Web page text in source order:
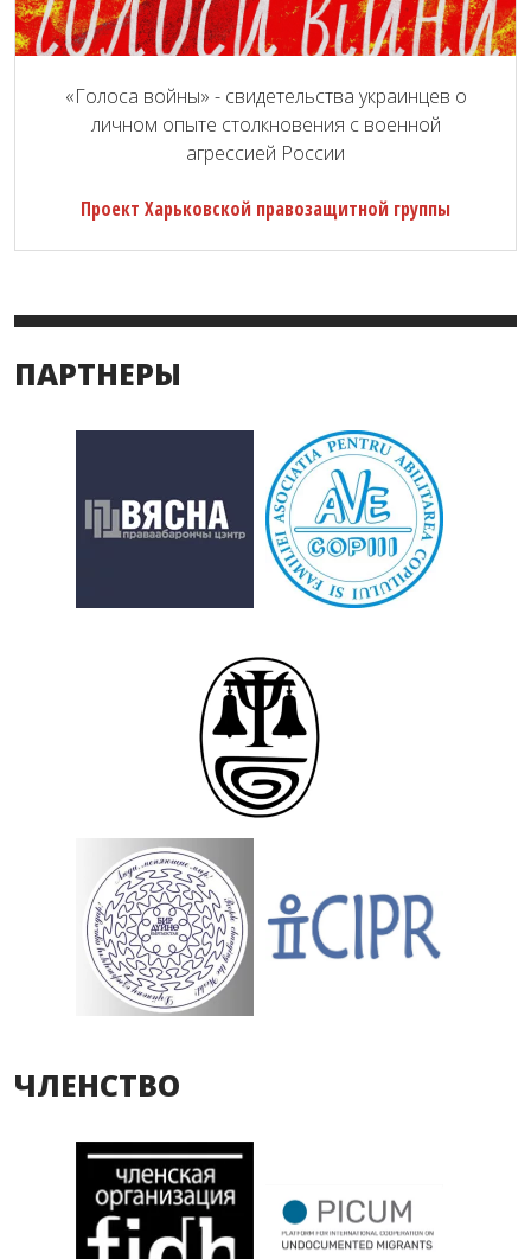
«Голоса войны» - свидетельства украинцев о
личном опыте столкновения с военной
агрессией России
Проект Харьковской правозащитной группы
ПАРТНЕРЫ
ЧЛЕНСТВО